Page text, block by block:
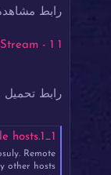
رابط
1 1 - DoodStream
رابط تحميل
1_1.mp4 - Mirrored.to - Mirrorcreator - Upload files to multiple hosts
Remote
other hosts.